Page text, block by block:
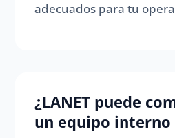
adecuados para tu
¿LANET puede
un equipo interno